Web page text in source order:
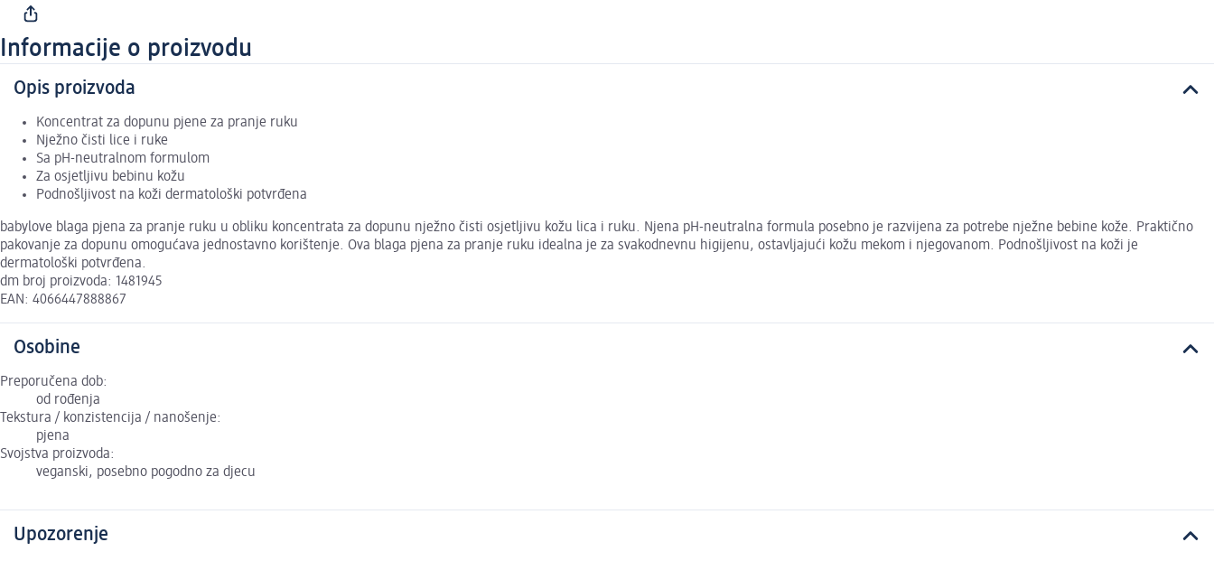
Informacije o proizvodu
Opis proizvoda
Koncentrat za dopunu pjene za pranje ruku
Nježno čisti lice i ruke
Sa pH-neutralnom formulom
Za osjetljivu bebinu kožu
Podnošljivost na koži dermatološki potvrđena
babylove blaga pjena za pranje ruku u obliku koncentrata za dopunu nježno čisti osjetljivu kožu lica i ruku. Njena pH-neutralna formula posebno je razvijena za potrebe nježne bebine kože. Praktično
pakovanje za dopunu omogućava jednostavno korištenje. Ova blaga pjena za pranje ruku idealna je za svakodnevnu higijenu, ostavljajući kožu mekom i njegovanom. Podnošljivost na koži je
dermatološki potvrđena.
dm broj proizvoda: 1481945
EAN: 4066447888867
Osobine
Preporučena dob:
od rođenja
Tekstura / konzistencija / nanošenje:
pjena
Svojstva proizvoda:
veganski, posebno pogodno za djecu
Upozorenje